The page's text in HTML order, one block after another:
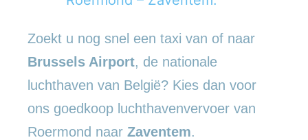
Zoekt u nog snel een taxi van of naar
Brussels Airport, de nationale
luchthaven van België? Kies dan voor
ons goedkoop luchthavenvervoer van
Roermond naar Zaventem.